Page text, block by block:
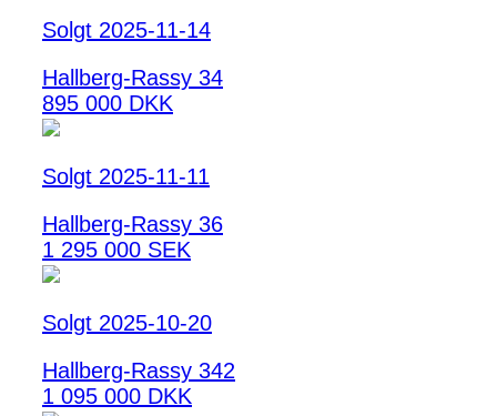
Solgt 2025-11-14
Hallberg-Rassy 34
895 000 DKK
Solgt 2025-11-11
Hallberg-Rassy 36
1 295 000 SEK
Solgt 2025-10-20
Hallberg-Rassy 342
1 095 000 DKK